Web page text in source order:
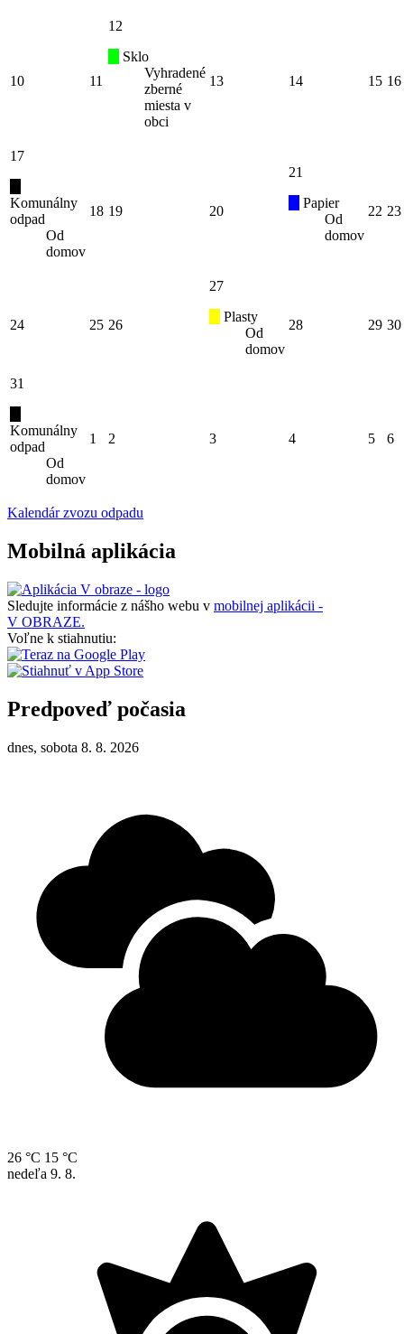
10 11
12
Sklo
Vyhradené
zberné
miesta v
obci
13 14 15 16
17
Komunálny
odpad
Od
domov
18 19 20
21
Papier
Od
domov
22 23
24 25 26
27
Plasty
Od
domov
28 29 30
31
Komunálny
odpad
Od
domov
1 2 3 4 5 6
Kalendár zvozu odpadu
Mobilná aplikácia
Sledujte informácie z nášho webu v mobilnej aplikácii -
V OBRAZE.
Voľne k stiahnutiu:
Predpoveď počasia
dnes, sobota 8. 8. 2026
26 °C 15 °C
nedeľa 9. 8.